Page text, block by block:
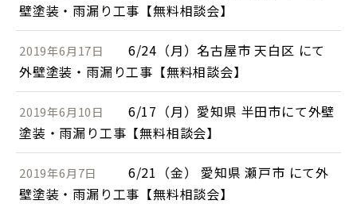
壁塗装・雨漏り工事【無料相談会】
2019年6月17日
6/24（月）名古屋市 天白区 にて
外壁塗装・雨漏り工事【無料相談会】
2019年6月10日
6/17（月）愛知県 半田市にて外壁
塗装・雨漏り工事【無料相談会】
2019年6月7日
6/21（金） 愛知県 瀬戸市 にて外
壁塗装・雨漏り工事【無料相談会】